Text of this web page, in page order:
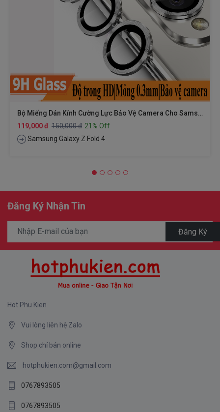
Bộ Miếng Dán Kính Cường Lực Bảo Vệ Camera Cho Samsung Galaxy Z Fold 4 Hiệu HOTCASE Kuzoom Protective Lens
119,000 đ 150,000 đ 21% Off
Samsung Galaxy Z Fold 4
Đăng Ký Nhận Tin
Đăng Ký
Hot Phu Kien
Vui lòng liên hệ Zalo
Shop chỉ bán online
hotphukien.com@gmail.com
0767893505
0767893505